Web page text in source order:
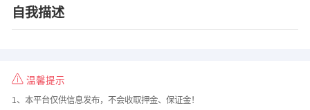
自我描述
温馨提示
1、本平台仅供信息发布，不会收取押金、保证金！